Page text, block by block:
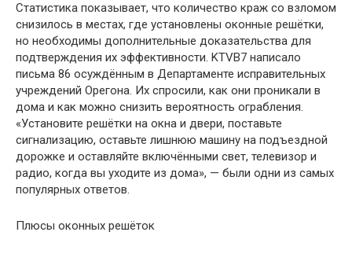
Статистика показывает, что количество краж со взломом
снизилось в местах, где установлены оконные решётки,
но необходимы дополнительные доказательства для
подтверждения их эффективности. KTVB7 написало
письма 86 осуждённым в Департаменте исправительных
учреждений Орегона. Их спросили, как они проникали в
дома и как можно снизить вероятность ограбления.
«Установите решётки на окна и двери, поставьте
сигнализацию, оставьте лишнюю машину на подъездной
дорожке и оставляйте включёнными свет, телевизор и
радио, когда вы уходите из дома», — были одни из самых
популярных ответов.
Плюсы оконных решёток